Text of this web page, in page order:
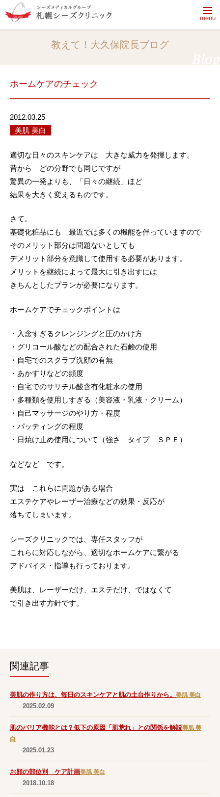
menu
【休診日】月曜日・火曜日・祝日
【電話受付時間】9:50～13:20、14:30～18:00
完全予約制
あなたのためにできること
肌の「乾燥」がすべての悩みの元
シーズ式治療とは
違い
治療メニュー・料金
治療メニュー・料金一覧
プログラム治療
肌強化プログラム
肌再生プログラム
シミ
肝斑
たるみ
雀卵斑（そばかす）
毛穴
ニキビ痕
肌質改善
メディカルコスメ
院長ブログ
院長ブログ一覧
肝斑予防・治療・ケア知識
たるみ予防・治療・ケア知識
そばかす予防・治療・ケア知識
美肌治療・ケア知識
ニキビ痕治療・ケア知識
院長日記
クリニック紹介
院長紹介
アクセス
LINE友だち会員
採用情報
教えて！大久保院長ブログ
ホームケアのチェック
2012.03.25
美肌 美白
適切な日々のスキンケアは 大きな威力を発揮します。
昔から どの分野でも同じですが
驚異の一発よりも、「日々の継続」ほど
結果を大きく変えるものです。
さて。
基礎化粧品にも 最近では多くの機能を伴っていますので
そのメリット部分は問題ないとしても
デメリット部分を意識して使用する必要があります。
メリットを継続によって最大に引き出すには
きちんとしたプランが必要になります。
ホームケアでチェックポイントは
・入念すぎるクレンジングと圧のかけ方
・グリコール酸などの配合された石鹸の使用
・自宅でのスクラブ洗顔の有無
・あかすりなどの頻度
・自宅でのサリチル酸含有化粧水の使用
・多種類を使用しすぎる（美容液・乳液・クリーム）
・自己マッサージのやり方・程度
・パッティングの程度
・日焼け止め使用について（強さ タイプ ＳＰＦ）
などなど です。
実は これらに問題がある場合
エステケアやレーザー治療などの効果・反応が
落ちてしまいます。
シーズクリニックでは、専任スタッフが
これらに対応しながら、適切なホームケアに繋がる
アドバイス・指導も行っております。
美肌は、レーザーだけ、エステだけ、ではなくて
で引き出す方針です。
関連記事
美肌の作り方は、毎日のスキンケアと肌の土台作りから。 美肌 美白
2025.02.09
肌のバリア機能とは？低下の原因「肌荒れ」との関係を解説美肌 美
白
2025.01.23
お顔の部位別 ケア計画美肌 美白
2018.10.18